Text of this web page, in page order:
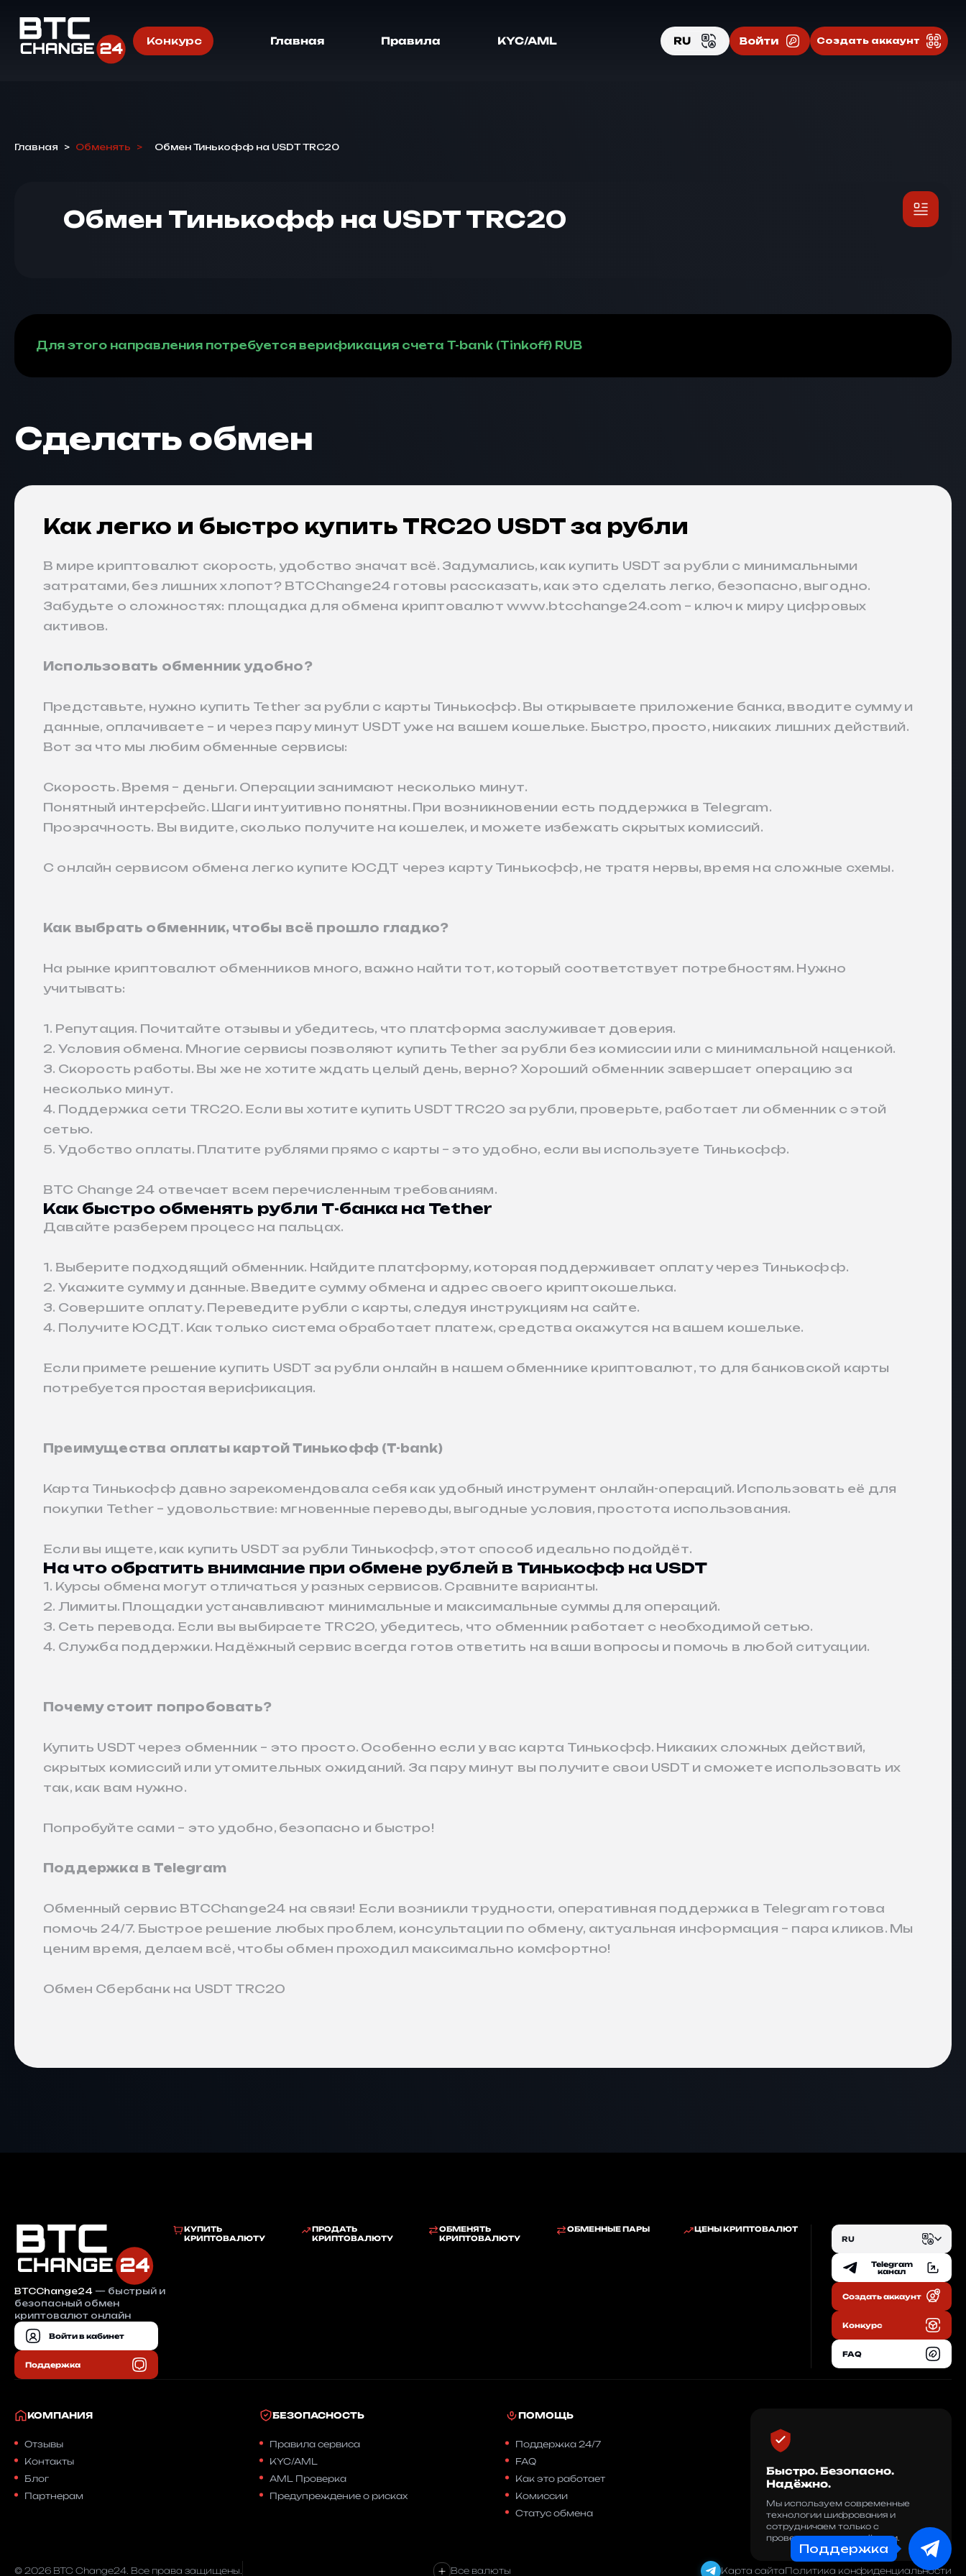
Конкурс Главная Правила KYC/AML RU Войти Создать аккаунт
Главная > Обменять > Обмен Тинькофф на USDT TRC20
Обмен Тинькофф на USDT TRC20
Для этого направления потребуется верификация счета T-bank (Tinkoff) RUB
Сделать обмен
Как легко и быстро купить TRC20 USDT за рубли
В мире криптовалют скорость, удобство значат всё. Задумались, как купить USDT за рубли с минимальными
затратами, без лишних хлопот? BTCChange24 готовы рассказать, как это сделать легко, безопасно, выгодно.
Забудьте о сложностях: площадка для обмена криптовалют www.btcchange24.com – ключ к миру цифровых
активов.
Использовать обменник удобно?
Представьте, нужно купить Tether за рубли с карты Тинькофф. Вы открываете приложение банка, вводите сумму и
данные, оплачиваете – и через пару минут USDT уже на вашем кошельке. Быстро, просто, никаких лишних действий.
Вот за что мы любим обменные сервисы:
Скорость. Время – деньги. Операции занимают несколько минут.
Понятный интерфейс. Шаги интуитивно понятны. При возникновении есть поддержка в Telegram.
Прозрачность. Вы видите, сколько получите на кошелек, и можете избежать скрытых комиссий.
С онлайн сервисом обмена легко купите ЮСДТ через карту Тинькофф, не тратя нервы, время на сложные схемы.
Как выбрать обменник, чтобы всё прошло гладко?
На рынке криптовалют обменников много, важно найти тот, который соответствует потребностям. Нужно
учитывать:
1. Репутация. Почитайте отзывы и убедитесь, что платформа заслуживает доверия.
2. Условия обмена. Многие сервисы позволяют купить Tether за рубли без комиссии или с минимальной наценкой.
3. Скорость работы. Вы же не хотите ждать целый день, верно? Хороший обменник завершает операцию за
несколько минут.
4. Поддержка сети TRC20. Если вы хотите купить USDT TRC20 за рубли, проверьте, работает ли обменник с этой
сетью.
5. Удобство оплаты. Платите рублями прямо с карты – это удобно, если вы используете Тинькофф.
BTC Change 24 отвечает всем перечисленным требованиям.
Как быстро обменять рубли Т-банка на Tether
Давайте разберем процесс на пальцах.
1. Выберите подходящий обменник. Найдите платформу, которая поддерживает оплату через Тинькофф.
2. Укажите сумму и данные. Введите сумму обмена и адрес своего криптокошелька.
3. Совершите оплату. Переведите рубли с карты, следуя инструкциям на сайте.
4. Получите ЮСДТ. Как только система обработает платеж, средства окажутся на вашем кошельке.
Если примете решение купить USDT за рубли онлайн в нашем обменнике криптовалют, то для банковской карты
потребуется простая верификация.
Преимущества оплаты картой Тинькофф (T-bank)
Карта Тинькофф давно зарекомендовала себя как удобный инструмент онлайн-операций. Использовать её для
покупки Tether – удовольствие: мгновенные переводы, выгодные условия, простота использования.
Если вы ищете, как купить USDT за рубли Тинькофф, этот способ идеально подойдёт.
На что обратить внимание при обмене рублей в Тинькофф на USDT
1. Курсы обмена могут отличаться у разных сервисов. Сравните варианты.
2. Лимиты. Площадки устанавливают минимальные и максимальные суммы для операций.
3. Сеть перевода. Если вы выбираете TRC20, убедитесь, что обменник работает с необходимой сетью.
4. Служба поддержки. Надёжный сервис всегда готов ответить на ваши вопросы и помочь в любой ситуации.
Почему стоит попробовать?
Купить USDT через обменник – это просто. Особенно если у вас карта Тинькофф. Никаких сложных действий,
скрытых комиссий или утомительных ожиданий. За пару минут вы получите свои USDT и сможете использовать их
так, как вам нужно.
Попробуйте сами – это удобно, безопасно и быстро!
Поддержка в Telegram
Обменный сервис BTCChange24 на связи! Если возникли трудности, оперативная поддержка в Telegram готова
помочь 24/7. Быстрое решение любых проблем, консультации по обмену, актуальная информация – пара кликов. Мы
ценим время, делаем всё, чтобы обмен проходил максимально комфортно!
Обмен Сбербанк на USDT TRC20
BTCChange24 — быстрый и
безопасный обмен
криптовалют онлайн
Войти в кабинет
Поддержка
КУПИТЬ
КРИПТОВАЛЮТУ
ПРОДАТЬ
КРИПТОВАЛЮТУ
ОБМЕНЯТЬ
КРИПТОВАЛЮТУ
ОБМЕННЫЕ ПАРЫ
ЦЕНЫ КРИПТОВАЛЮТ
RU
EN
Telegram
канал
Создать аккаунт
Конкурс
FAQ
КОМПАНИЯ
Отзывы
Контакты
Блог
Партнерам
БЕЗОПАСНОСТЬ
Правила сервиса
KYC/AML
AML Проверка
Предупреждение о рисках
ПОМОЩЬ
Поддержка 24/7
FAQ
Как это работает
Комиссии
Статус обмена
Быстро. Безопасно.
Надёжно.
Мы используем современные
технологии шифрования и
сотрудничаем только с
проверенными партнёрами.
© 2026 BTC Change24. Все права защищены. + Все валюты Карта сайтаПолитика конфиденциальности
Поддержка